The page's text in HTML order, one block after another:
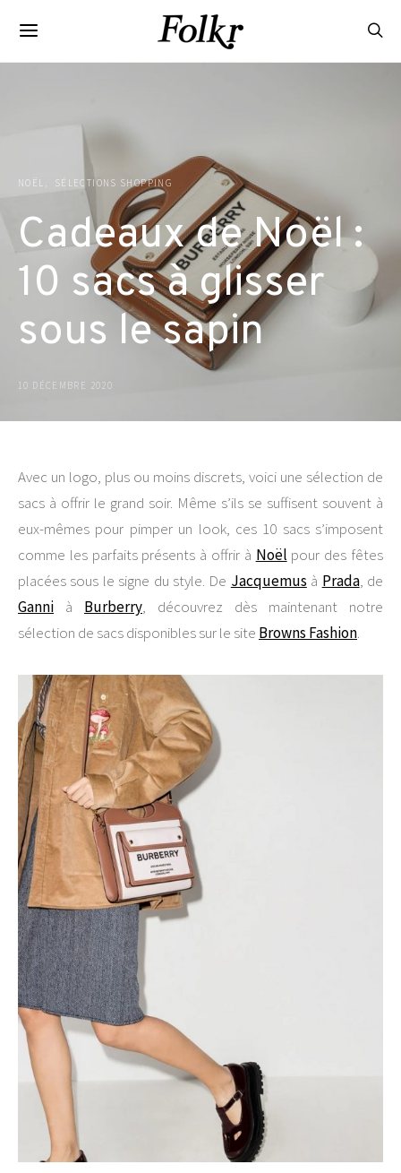
NOËL SÉLECTIONS SHOPPING
Cadeaux de Noël :
10 sacs à glisser
sous le sapin
10 DÉCEMBRE 2020
Avec un logo, plus ou moins discrets, voici une sélection de
sacs à offrir le grand soir. Même s’ils se suffisent souvent à
eux-mêmes pour pimper un look, ces 10 sacs s’imposent
comme les parfaits présents à offrir à Noël pour des fêtes
placées sous le signe du style. De Jacquemus à Prada, de
Ganni à Burberry, découvrez dès maintenant notre
sélection de sacs disponibles sur le site Browns Fashion.